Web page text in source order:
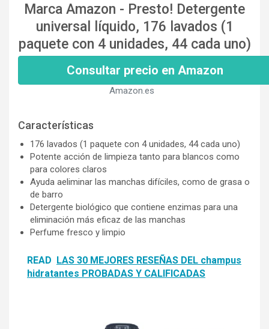
Marca Amazon - Presto! Detergente
universal líquido, 176 lavados (1
paquete con 4 unidades, 44 cada uno)
Consultar precio en Amazon
Amazon.es
Características
176 lavados (1 paquete con 4 unidades, 44 cada uno)
Potente acción de limpieza tanto para blancos como
para colores claros
Ayuda aeliminar las manchas difíciles, como de grasa o
de barro
Detergente biológico que contiene enzimas para una
eliminación más eficaz de las manchas
Perfume fresco y limpio
READ LAS 30 MEJORES RESEÑAS DEL champus
hidratantes PROBADAS Y CALIFICADAS